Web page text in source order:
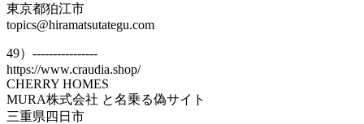
東京都狛江市
topics@hiramatsutategu.com
49）----------------
https://www.craudia.shop/
CHERRY HOMES
MURA株式会社 と名乗る偽サイト
三重県四日市